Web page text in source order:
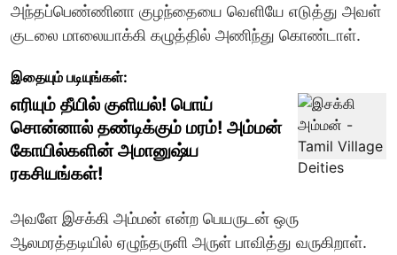
அந்தப்பெண்ணினா குழந்தையை வெளியே எடுத்து அவள்
குடலை மாலையாக்கி கழுத்தில் அணிந்து கொண்டாள்.
இதையும் படியுங்கள்:
எரியும் தீயில் குளியல்! பொய்
சொன்னால் தண்டிக்கும் மரம்! அம்மன்
கோயில்களின் அமானுஷ்ய
ரகசியங்கள்!
அவளே இசக்கி அம்மன் என்ற பெயருடன் ஒரு
ஆலமரத்தடியில் ஏழுந்தருளி அருள் பாவித்து வருகிறாள்.‌